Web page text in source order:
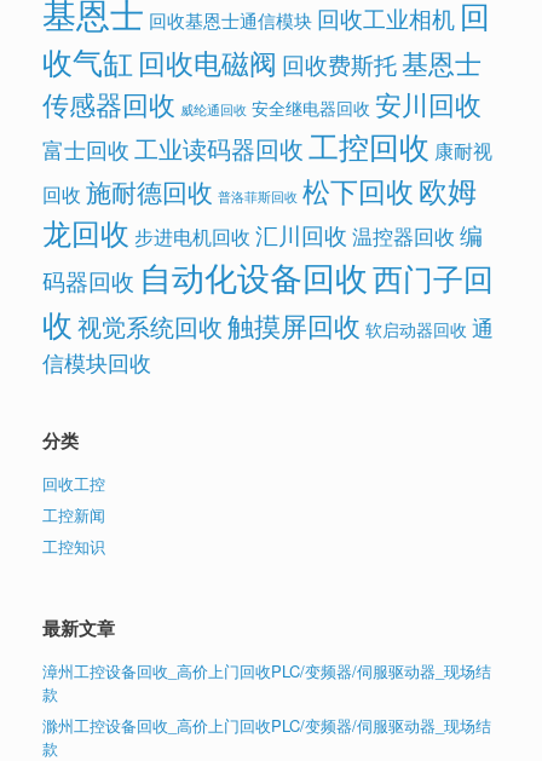
基恩士 回收基恩士通信模块 回收工业相机 回
收气缸 回收电磁阀 回收费斯托基恩士
传感器回收 威纶通回收 安全继电器回收 安川回收
富士回收 工业读码器回收工控回收 康耐视
回收 施耐德回收 普洛菲斯回收 松下回收欧姆
龙回收 步进电机回收 汇川回收 温控器回收 编
码器回收 自动化设备回收西门子回
收视觉系统回收触摸屏回收 软启动器回收 通
信模块回收
分类
回收工控
工控新闻
工控知识
最新文章
漳州工控设备回收_高价上门回收PLC/变频器/伺服驱动器_现场结
款
滁州工控设备回收_高价上门回收PLC/变频器/伺服驱动器_现场结
款